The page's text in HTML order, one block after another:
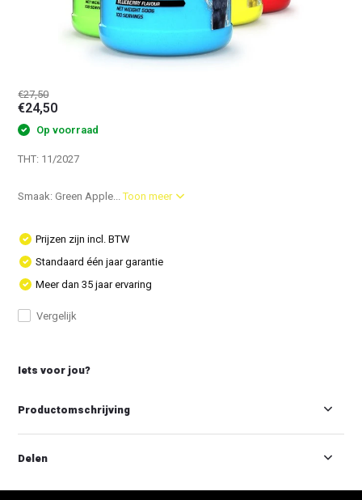
€27,50
€24,50
Op voorraad
THT: 11/2027
Smaak: Green Apple...Toon meer
Prijzen zijn incl. BTW
Standaard één jaar garantie
Meer dan 35 jaar ervaring
Vergelijk
Productomschrijving
Iets voor jou?
Delen